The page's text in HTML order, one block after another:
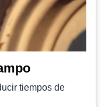
tiempos de